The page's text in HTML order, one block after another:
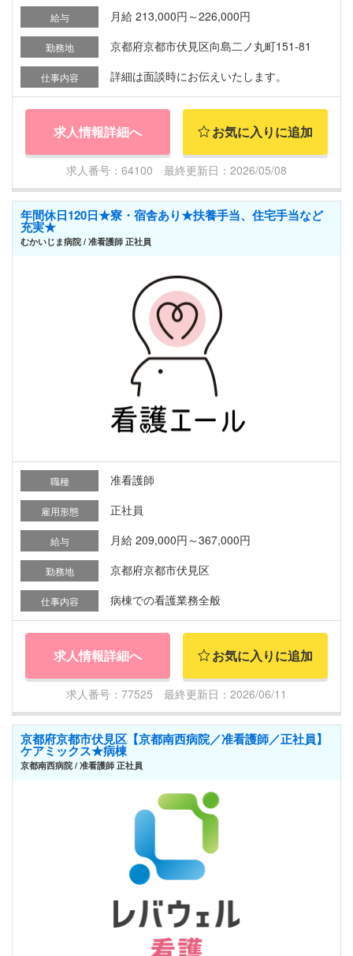
給与 月給 213,000円～226,000円
勤務地 京都府京都市伏見区向島二ノ丸町151-81
仕事内容 詳細は面談時にお伝えいたします。
求人情報詳細へ お気に入りに追加
求人番号：64100 最終更新日：2026/05/08
年間休日120日★寮・宿舎あり★扶養手当、住宅手当など
充実★
むかいじま病院 / 准看護師 正社員
職種 准看護師
雇用形態 正社員
給与 月給 209,000円～367,000円
勤務地 京都府京都市伏見区
仕事内容 病棟での看護業務全般
求人情報詳細へ お気に入りに追加
求人番号：77525 最終更新日：2026/06/11
京都府京都市伏見区【京都南西病院／准看護師／正社員】
ケアミックス★病棟
京都南西病院 / 准看護師 正社員